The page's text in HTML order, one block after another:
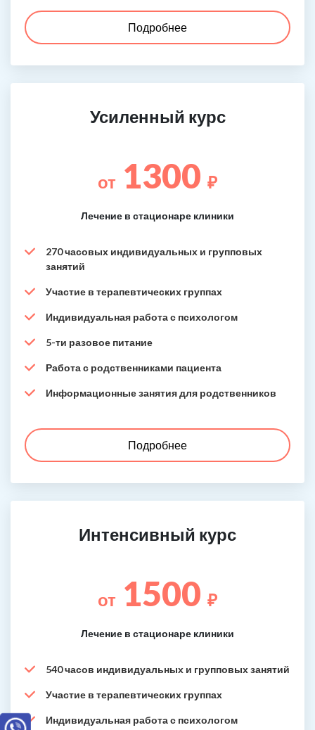
Подробнее
Усиленный курс
от 1300 ₽
Лечение в стационаре клиники
270 часовых индивидуальных и групповых
занятий
Участие в терапевтических группах
Индивидуальная работа с психологом
5-ти разовое питание
Работа с родственниками пациента
Информационные занятия для родственников
Подробнее
Интенсивный курс
от 1500 ₽
Лечение в стационаре клиники
540 часов индивидуальных и групповых занятий
Участие в терапевтических группах
Индивидуальная работа с психологом